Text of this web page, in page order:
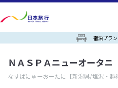
宿泊プラ
ＮＡＳＰＡニューオータニ
なすぱにゅーおーたに 【新潟県/塩沢・